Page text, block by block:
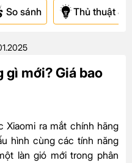
So sánh Thủ thuật &
gì mới? Giá bao
Xiaomi ra mắt chính hãng
hình cùng các tính năng
làn gió mới trong phân